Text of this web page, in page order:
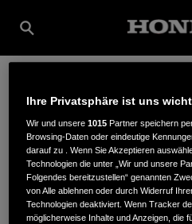
LAYER-
GMBH &
Ihre Privatsphäre ist uns
Wir und unsere1015 Partner speichern
Browsing-Daten oder eindeutige
darauf zu . Wenn Sie Akzeptieren
Technologien die unter „Wir und unsere
Folgendes bereitzustellen“ genannten
von Alle ablehnen oder durch Widerruf
Technologien deaktiviert. Wenn Tracker
möglicherweise Inhalte und Anzeigen, die